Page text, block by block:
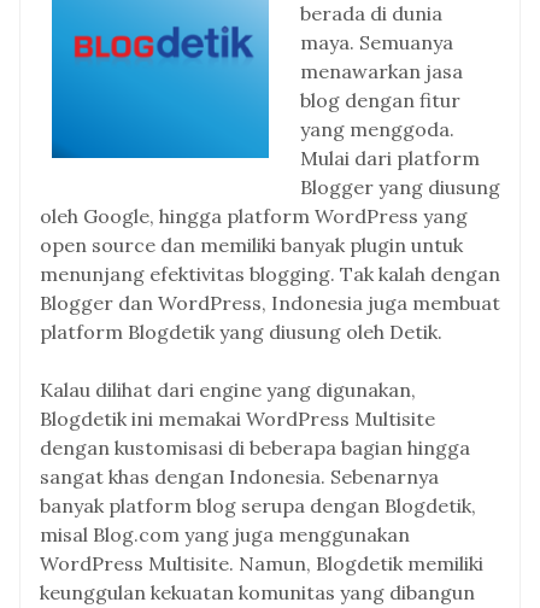
berada di dunia
maya. Semuanya
menawarkan jasa
blog dengan fitur
yang menggoda.
Mulai dari platform
Blogger yang diusung
oleh Google, hingga platform WordPress yang
open source dan memiliki banyak plugin untuk
menunjang efektivitas blogging. Tak kalah dengan
Blogger dan WordPress, Indonesia juga membuat
platform Blogdetik yang diusung oleh Detik.
Kalau dilihat dari engine yang digunakan,
Blogdetik ini memakai WordPress Multisite
dengan kustomisasi di beberapa bagian hingga
sangat khas dengan Indonesia. Sebenarnya
banyak platform blog serupa dengan Blogdetik,
misal Blog.com yang juga menggunakan
WordPress Multisite. Namun, Blogdetik memiliki
keunggulan kekuatan komunitas yang dibangun